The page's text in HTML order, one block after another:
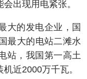
出现用电紧张。
的发电企业，国
最大的电站二滩水
站，我国第一高土
近2000万千瓦。